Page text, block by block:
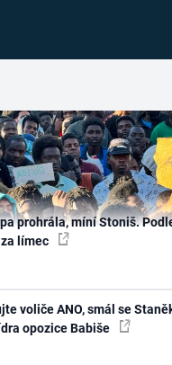
prohrála, míní Stoniš.
límec
voliče ANO, smál se
opozice Babiše